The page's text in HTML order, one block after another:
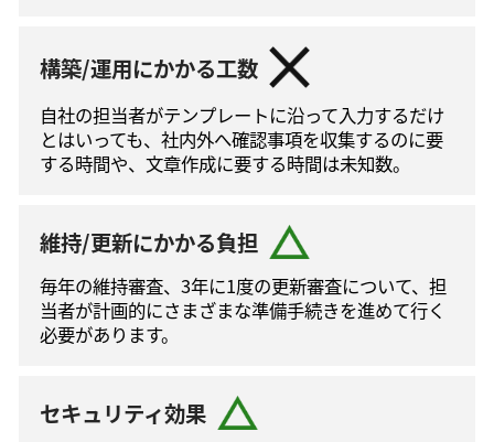
構築/運用にかかる工数
自社の担当者がテンプレートに沿って⼊⼒するだけ
とはいっても、社内外へ確認事項を収集するのに要
する時間や、文章作成に要する時間は未知数。
維持/更新にかかる負担
毎年の維持審査、3年に1度の更新審査について、担
当者が計画的にさまざまな準備手続きを進めて⾏く
必要があります。
セキュリティ効果